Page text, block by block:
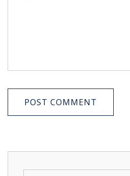
POST COMMENT